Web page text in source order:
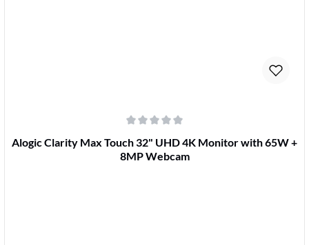
Durchschnittliche Bewertung von 0 von 5 Sternen
Alogic Clarity Max Touch 32" UHD 4K Monitor with 65W +
8MP Webcam